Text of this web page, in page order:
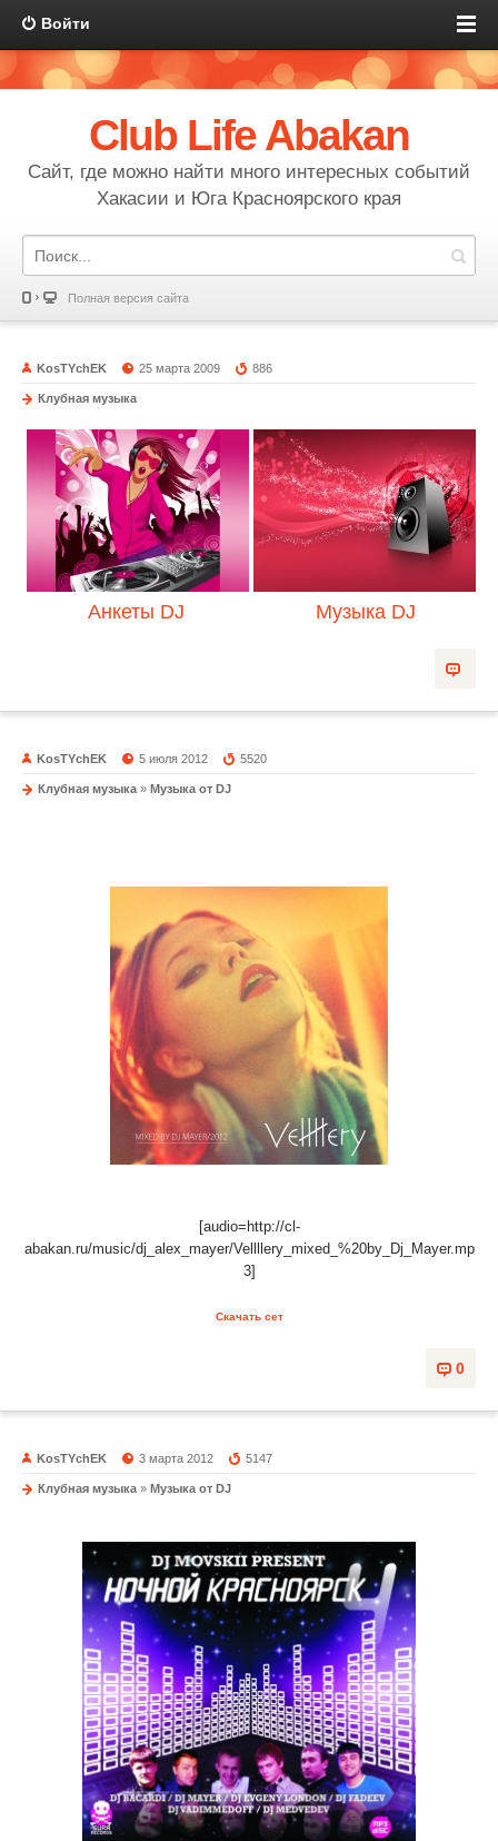
Войти
Club Life Abakan
Сайт, где можно найти много интересных событий
Хакасии и Юга Красноярского края
Полная версия сайта
KosTYchEK 25 марта 2009 886
Клубная музыка
Анкеты DJ Музыка DJ
KosTYchEK 5 июля 2012 5520
Клубная музыка » Музыка от DJ
[audio=http://cl-
abakan.ru/music/dj_alex_mayer/Vellllery_mixed_%20by_Dj_Mayer.mp
3]
Скачать сет
0
KosTYchEK 3 марта 2012 5147
Клубная музыка » Музыка от DJ